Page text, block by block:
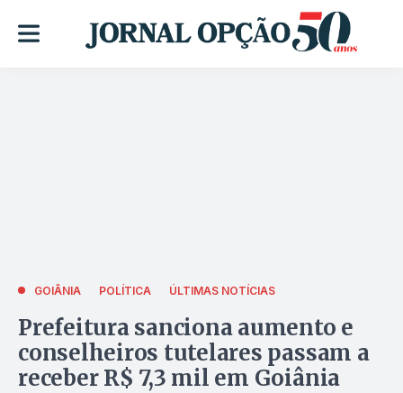
GOIÂNIA POLÍTICA ÚLTIMAS NOTÍCIAS
Prefeitura sanciona aumento e
conselheiros tutelares passam a
receber R$ 7,3 mil em Goiânia